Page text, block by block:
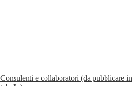
Consulenti e collaboratori (da pubblicare in